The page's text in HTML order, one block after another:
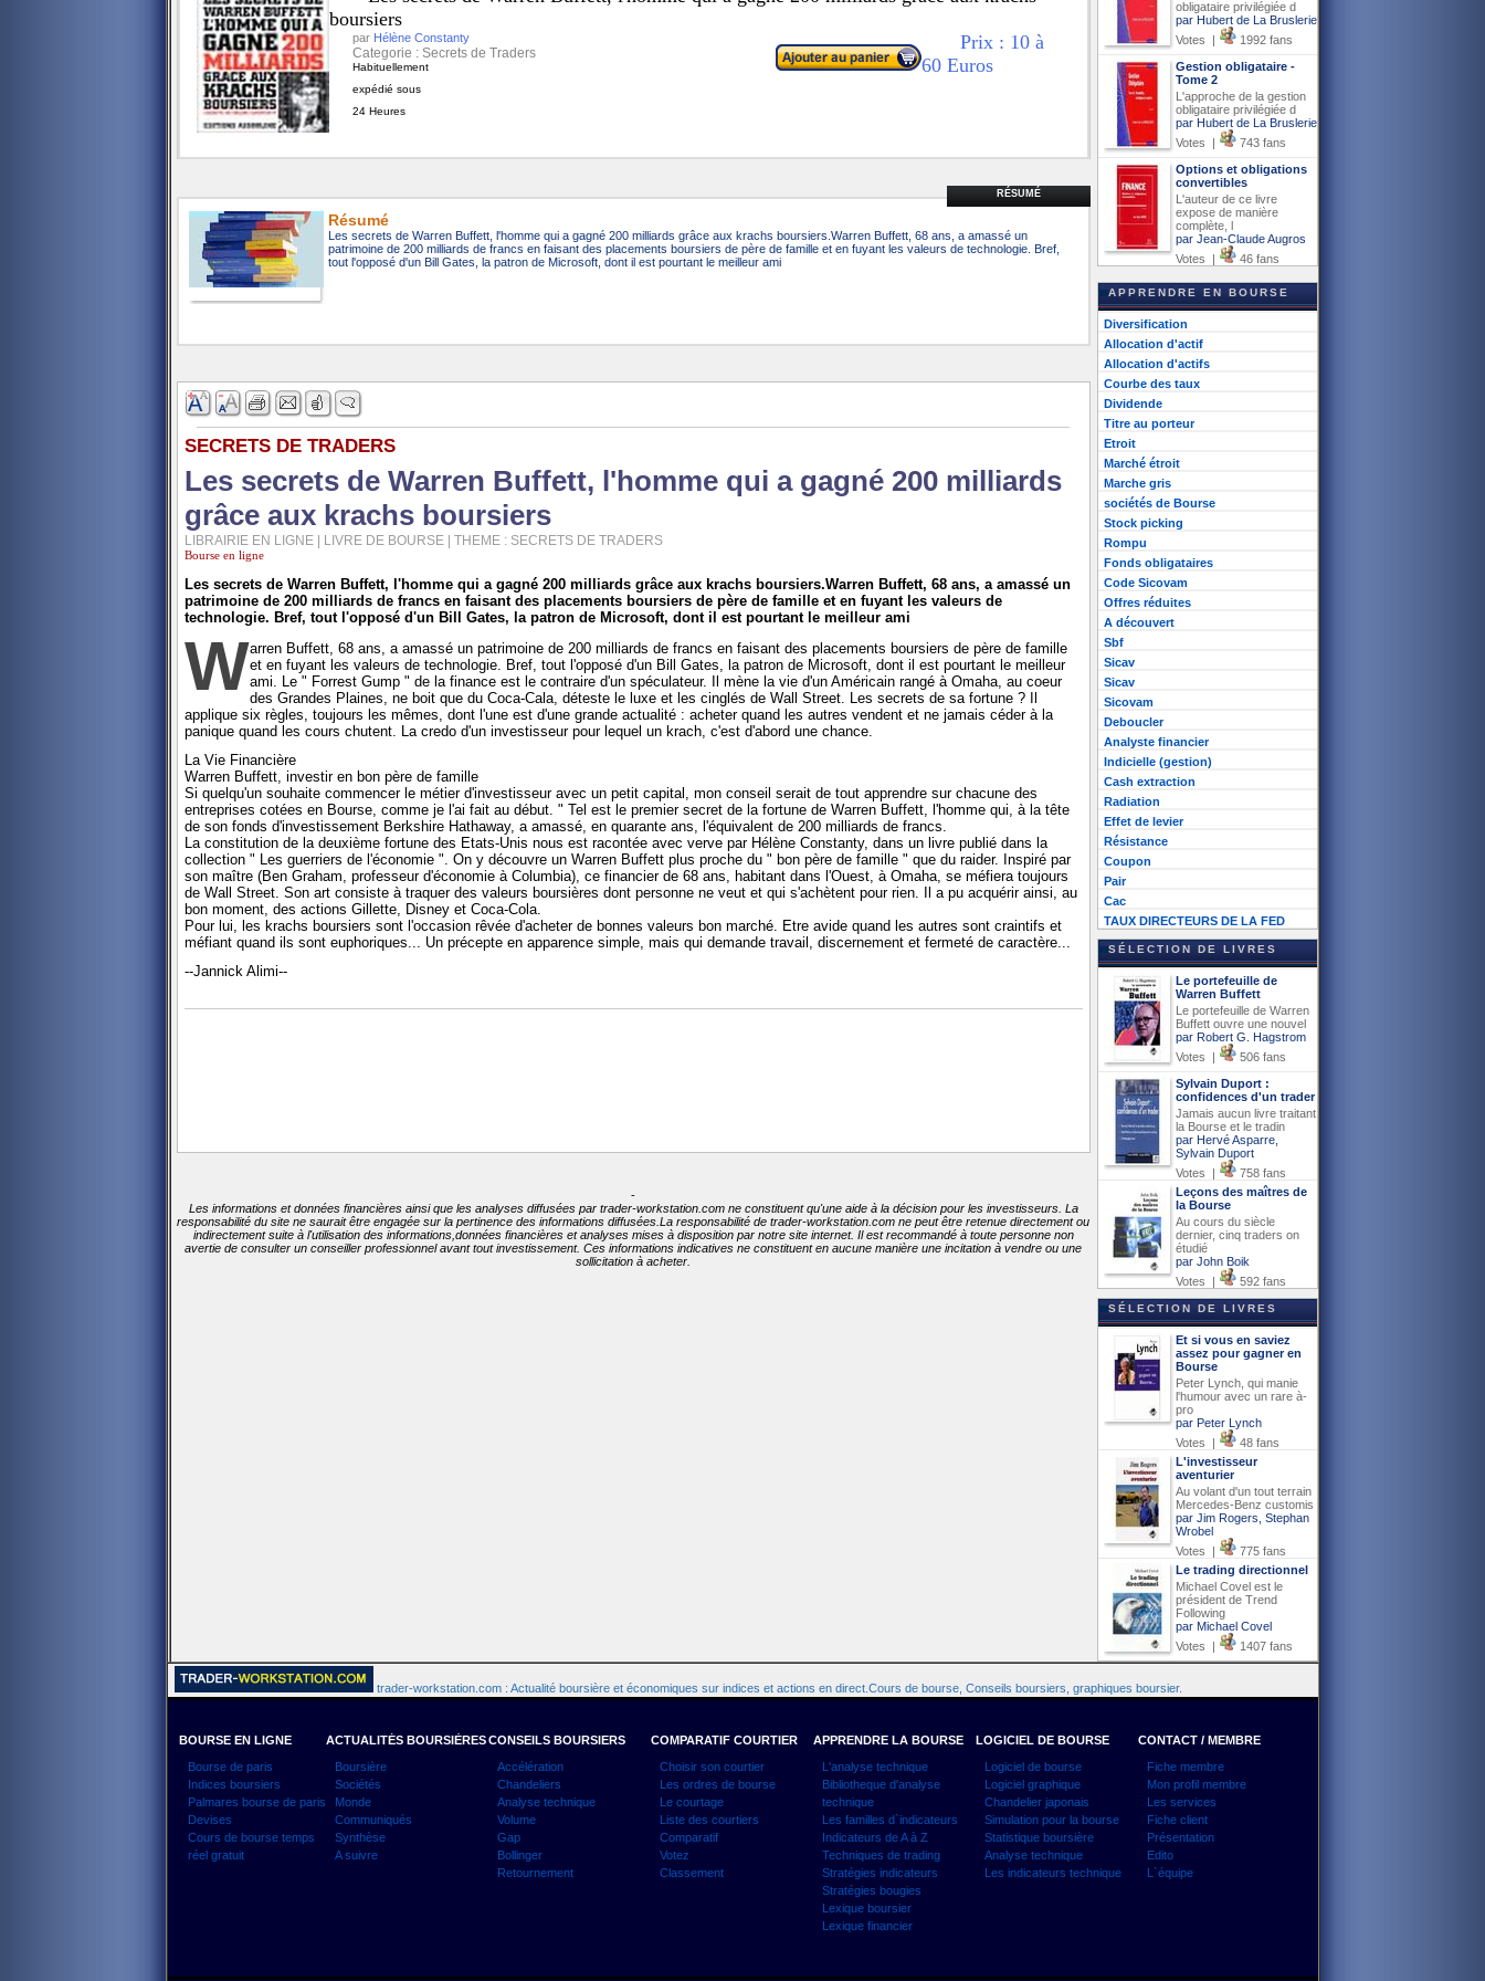
boursiers
Prix : 10 à
60 Euros
par Hélène Constanty
Categorie : Secrets de Traders
Habituellement
expédié sous
24 Heures
RÉSUMÉ
Résumé
Les secrets de Warren Buffett, l'homme qui a gagné 200 milliards grâce aux krachs boursiers.Warren Buffett, 68 ans, a amassé un
patrimoine de 200 milliards de francs en faisant des placements boursiers de père de famille et en fuyant les valeurs de technologie. Bref,
tout l'opposé d'un Bill Gates, la patron de Microsoft, dont il est pourtant le meilleur ami
SECRETS DE TRADERS
Les secrets de Warren Buffett, l'homme qui a gagné 200 milliards
grâce aux krachs boursiers
LIBRAIRIE EN LIGNE | LIVRE DE BOURSE | THEME : SECRETS DE TRADERS
Bourse en ligne
Les secrets de Warren Buffett, l'homme qui a gagné 200 milliards grâce aux krachs boursiers.Warren Buffett, 68 ans, a amassé un
patrimoine de 200 milliards de francs en faisant des placements boursiers de père de famille et en fuyant les valeurs de
technologie. Bref, tout l'opposé d'un Bill Gates, la patron de Microsoft, dont il est pourtant le meilleur ami
Warren Buffett, 68 ans, a amassé un patrimoine de 200 milliards de francs en faisant des placements boursiers de père de famille
et en fuyant les valeurs de technologie. Bref, tout l'opposé d'un Bill Gates, la patron de Microsoft, dont il est pourtant le meilleur
ami. Le " Forrest Gump " de la finance est le contraire d'un spéculateur. Il mène la vie d'un Américain rangé à Omaha, au coeur
des Grandes Plaines, ne boit que du Coca-Cala, déteste le luxe et les cinglés de Wall Street. Les secrets de sa fortune ? Il
applique six règles, toujours les mêmes, dont l'une est d'une grande actualité : acheter quand les autres vendent et ne jamais céder à la
panique quand les cours chutent. La credo d'un investisseur pour lequel un krach, c'est d'abord une chance.
La Vie Financière
Warren Buffett, investir en bon père de famille
Si quelqu'un souhaite commencer le métier d'investisseur avec un petit capital, mon conseil serait de tout apprendre sur chacune des
entreprises cotées en Bourse, comme je l'ai fait au début. " Tel est le premier secret de la fortune de Warren Buffett, l'homme qui, à la tête
de son fonds d'investissement Berkshire Hathaway, a amassé, en quarante ans, l'équivalent de 200 milliards de francs.
La constitution de la deuxième fortune des Etats-Unis nous est racontée avec verve par Hélène Constanty, dans un livre publié dans la
collection " Les guerriers de l'économie ". On y découvre un Warren Buffett plus proche du " bon père de famille " que du raider. Inspiré par
son maître (Ben Graham, professeur d'économie à Columbia), ce financier de 68 ans, habitant dans l'Ouest, à Omaha, se méfiera toujours
de Wall Street. Son art consiste à traquer des valeurs boursières dont personne ne veut et qui s'achètent pour rien. Il a pu acquérir ainsi, au
bon moment, des actions Gillette, Disney et Coca-Cola.
Pour lui, les krachs boursiers sont l'occasion rêvée d'acheter de bonnes valeurs bon marché. Etre avide quand les autres sont craintifs et
méfiant quand ils sont euphoriques... Un précepte en apparence simple, mais qui demande travail, discernement et fermeté de caractère...
--Jannick Alimi--
-
Les informations et données financières ainsi que les analyses diffusées par trader-workstation.com ne constituent qu'une aide à la décision pour les investisseurs. La
responsabilité du site ne saurait être engagée sur la pertinence des informations diffusées.La responsabilité de trader-workstation.com ne peut être retenue directement ou
indirectement suite à l'utilisation des informations,données financières et analyses mises à disposition par notre site internet. Il est recommandé à toute personne non
avertie de consulter un conseiller professionnel avant tout investissement. Ces informations indicatives ne constituent en aucune manière une incitation à vendre ou une
sollicitation à acheter.
obligataire privilégiée d
par Hubert de La Bruslerie
Votes |
1992 fans
Gestion obligataire -
Tome 2
L'approche de la gestion
obligataire privilégiée d
par Hubert de La Bruslerie
Votes |
743 fans
Options et obligations
convertibles
L'auteur de ce livre
expose de manière
complète, l
par Jean-Claude Augros
Votes |
46 fans
APPRENDRE EN BOURSE
Diversification
Allocation d'actif
Allocation d'actifs
Courbe des taux
Dividende
Titre au porteur
Etroit
Marché étroit
Marche gris
sociétés de Bourse
Stock picking
Rompu
Fonds obligataires
Code Sicovam
Offres réduites
A découvert
Sbf
Sicav
Sicav
Sicovam
Deboucler
Analyste financier
Indicielle (gestion)
Cash extraction
Radiation
Effet de levier
Résistance
Coupon
Pair
Cac
TAUX DIRECTEURS DE LA FED
SÉLECTION DE LIVRES
Le portefeuille de
Warren Buffett
Le portefeuille de Warren
Buffett ouvre une nouvel
par Robert G. Hagstrom
Votes |
506 fans
Sylvain Duport :
confidences d'un trader
Jamais aucun livre traitant
la Bourse et le tradin
par Hervé Asparre,
Sylvain Duport
Votes |
758 fans
Leçons des maîtres de
la Bourse
Au cours du siècle
dernier, cinq traders on
étudié
par John Boik
Votes |
592 fans
SÉLECTION DE LIVRES
Et si vous en saviez
assez pour gagner en
Bourse
Peter Lynch, qui manie
l'humour avec un rare à-
pro
par Peter Lynch
Votes |
48 fans
L'investisseur
aventurier
Au volant d'un tout terrain
Mercedes-Benz customis
par Jim Rogers, Stephan
Wrobel
Votes |
775 fans
Le trading directionnel
Michael Covel est le
président de Trend
Following
par Michael Covel
Votes |
1407 fans
trader-workstation.com : Actualité boursière et économiques sur indices et actions en direct.Cours de bourse, Conseils boursiers, graphiques boursier.
BOURSE EN LIGNE
Bourse de paris
Indices boursiers
Palmares bourse de paris
Devises
Cours de bourse temps
réel gratuit
ACTUALITÉS BOURSIÈRES
Boursière
Sociétés
Monde
Communiqués
Synthèse
A suivre
CONSEILS BOURSIERS
Accélération
Chandeliers
Analyse technique
Volume
Gap
Bollinger
Retournement
COMPARATIF COURTIER
Choisir son courtier
Les ordres de bourse
Le courtage
Liste des courtiers
Comparatif
Votez
Classement
APPRENDRE LA BOURSE
L'analyse technique
Bibliotheque d'analyse
technique
Les familles d`indicateurs
Indicateurs de A à Z
Techniques de trading
Stratégies indicateurs
Stratégies bougies
Lexique boursier
Lexique financier
LOGICIEL DE BOURSE
Logiciel de bourse
Logiciel graphique
Chandelier japonais
Simulation pour la bourse
Statistique boursière
Analyse technique
Les indicateurs technique
CONTACT / MEMBRE
Fiche membre
Mon profil membre
Les services
Fiche client
Présentation
Edito
L`équipe